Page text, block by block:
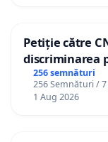
Petiție către
discriminarea
către
256 semnături
256 Semnături / 7
1 Aug 2026